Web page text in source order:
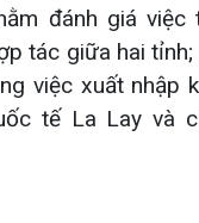
đánh giá việc
tác giữa hai
việc xuất nhập
tế La Lay và